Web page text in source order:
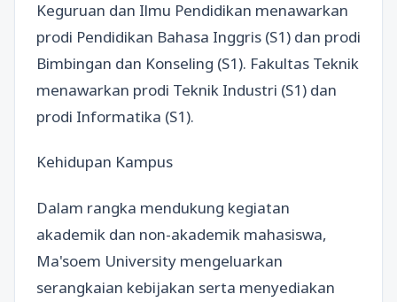
Keguruan dan Ilmu Pendidikan menawarkan
prodi Pendidikan Bahasa Inggris (S1) dan prodi
Bimbingan dan Konseling (S1). Fakultas Teknik
menawarkan prodi Teknik Industri (S1) dan
prodi Informatika (S1).
Kehidupan Kampus
Dalam rangka mendukung kegiatan
akademik dan non-akademik mahasiswa,
Ma'soem University mengeluarkan
serangkaian kebijakan serta menyediakan